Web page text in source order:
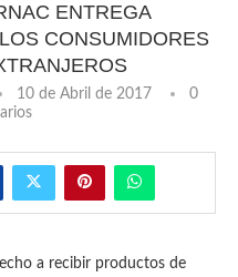
ENTREGA
CONSUMIDORES
10 de Abril de 2017
0
a recibir productos de